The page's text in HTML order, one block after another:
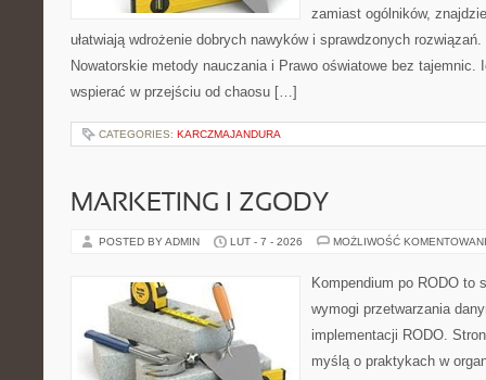
zamiast ogólników,
ułatwiają wdrożenie dobrych nawyków i sprawdzonych
Nowatorskie metody nauczania i Prawo oświatowe bez tajemnic.
wspierać w przejściu od chaosu […]
CATEGORIES: KARCZMAJANDURA
MARKETING I ZGODY
POSTED BY ADMIN LUT - 7 - 2026 MOŻLIWOŚĆ
Kompendium po RODO to
wymogi przetwarzania
implementacji RODO.
myślą o praktykach w